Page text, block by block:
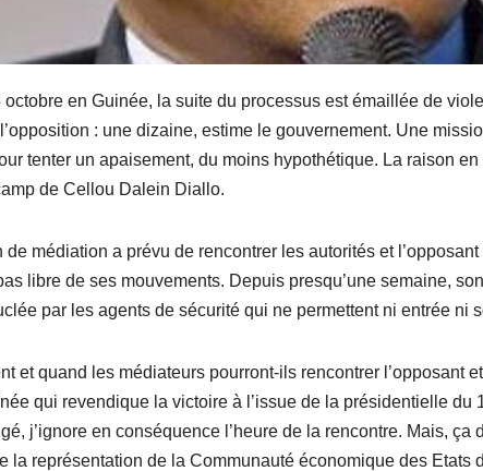
en Guinée, la suite du processus est émaillée de
: une dizaine, estime le gouvernement. Une
tenter un apaisement, du moins hypothétique. La raison
de Cellou Dalein Diallo.
médiation a prévu de rencontrer les autorités et
libre de ses mouvements. Depuis presqu’une semaine,
par les agents de sécurité qui ne permettent ni entrée ni
et quand les médiateurs pourront-ils rencontrer l’opposant
qui revendique la victoire à l’issue de la présidentielle du
j’ignore en conséquence l’heure de la rencontre. Mais, ça
la représentation de la Communauté économique des Etats